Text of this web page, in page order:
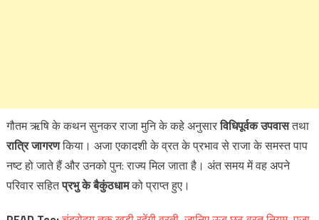
गौतम ऋषि के कथन सुनकर राजा मुनि के कहे अनुसारविधिपूर्वक उपवासतथा
रात्रि जागरणकिया। अजा एकादशी के व्रत के प्रभाव से राजा के समस्त पाप
नष्ट हो जाते हैं और उनको पुन: राज्य मिल जाता है। अंत समय में वह अपने
परिवार सहितप्रभु के बैकुंठधामको प्राप्त हुए।